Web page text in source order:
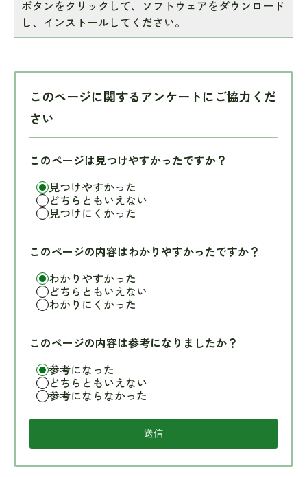
ボタンをクリックして、ソフトウェアをダウンロード
し、インストールしてください。
このページに関するアンケートにご協力くだ
さい
このページは見つけやすかったですか？
見つけやすかった
どちらともいえない
見つけにくかった
このページの内容はわかりやすかったですか？
わかりやすかった
どちらともいえない
わかりにくかった
このページの内容は参考になりましたか？
参考になった
どちらともいえない
参考にならなかった